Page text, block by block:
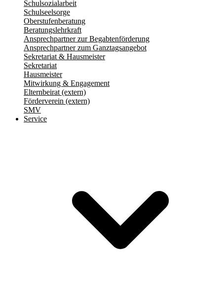
Schulsozialarbeit
Schulseelsorge
Oberstufenberatung
Beratungslehrkraft
Ansprechpartner zur Begabtenförderung
Ansprechpartner zum Ganztagsangebot
Sekretariat & Hausmeister
Sekretariat
Hausmeister
Mitwirkung & Engagement
Elternbeirat (extern)
Förderverein (extern)
SMV
Service